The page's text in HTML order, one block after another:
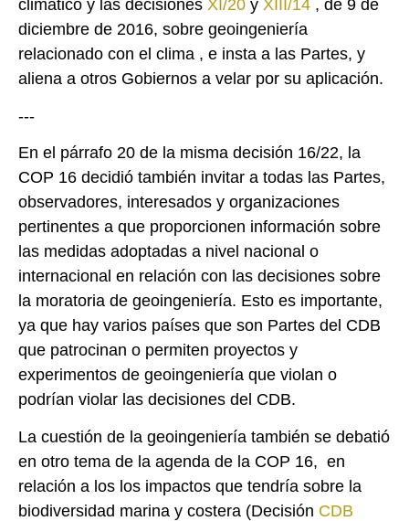
climático y las decisiones XI/20 y XIII/14 , de 9 de
diciembre de 2016, sobre geoingeniería
relacionado con el clima , e insta a las Partes, y
aliena a otros Gobiernos a velar por su aplicación.
---
En el párrafo 20 de la misma decisión 16/22, la
COP 16 decidió también invitar a todas las Partes,
observadores, interesados y organizaciones
pertinentes a que proporcionen información sobre
las medidas adoptadas a nivel nacional o
internacional en relación con las decisiones sobre
la moratoria de geoingeniería. Esto es importante,
ya que hay varios países que son Partes del CDB
que patrocinan o permiten proyectos y
experimentos de geoingeniería que violan o
podrían violar las decisiones del CDB.
La cuestión de la geoingeniería también se debatió
en otro tema de la agenda de la COP 16, en
relación a los los impactos que tendría sobre la
biodiversidad marina y costera (Decisión CDB